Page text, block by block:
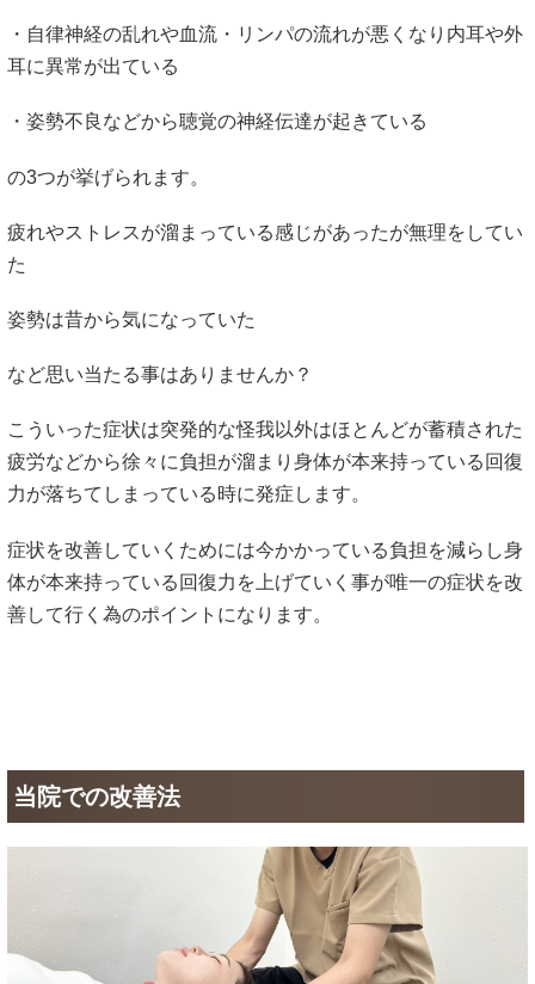
・自律神経の乱れや血流・リンパの流れが悪くなり内耳や外
耳に異常が出ている
・姿勢不良などから聴覚の神経伝達が起きている
の3つが挙げられます。
疲れやストレスが溜まっている感じがあったが無理をしてい
た
姿勢は昔から気になっていた
など思い当たる事はありませんか？
こういった症状は突発的な怪我以外はほとんどが蓄積された
疲労などから徐々に負担が溜まり身体が本来持っている回復
力が落ちてしまっている時に発症します。
症状を改善していくためには今かかっている負担を減らし身
体が本来持っている回復力を上げていく事が唯一の症状を改
善して行く為のポイントになります。
当院での改善法